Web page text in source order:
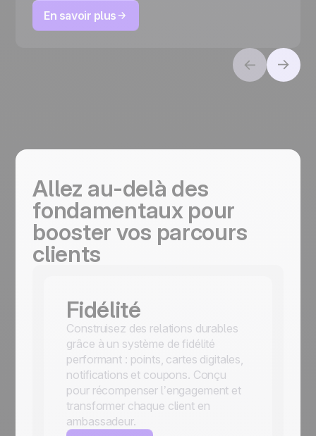
En savoir plus
Allez au-delà des
fondamentaux pour
booster vos parcours
clients
Fidélité
Construisez des relations durables
grâce à un système de fidélité
performant : points, cartes digitales,
notifications et coupons. Conçu
pour récompenser l’engagement et
transformer chaque client en
ambassadeur.